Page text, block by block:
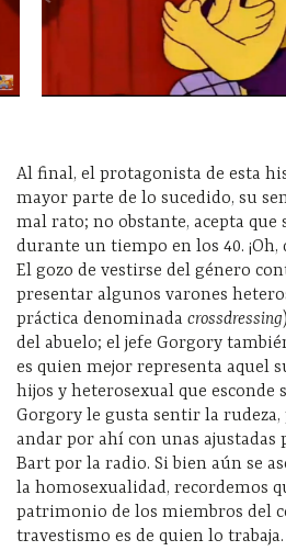
Al final, el protagonista de esta
mayor parte de lo sucedido, su
mal rato; no obstante, acepta que
durante un tiempo en los 40. ¡Oh,
El gozo de vestirse del género
presentar algunos varones
práctica denominada crossdressing
del abuelo; el jefe Gorgory
es quien mejor representa aquel
hijos y heterosexual que esconde
Gorgory le gusta sentir la
andar por ahí con unas ajustadas
Bart por la radio. Si bien aún se
la homosexualidad, recordemos
patrimonio de los miembros del
travestismo es de quien lo trabaja.